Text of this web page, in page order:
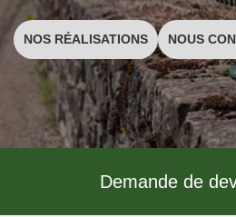
NOS RÉALISATIONS NOUS
Demande de